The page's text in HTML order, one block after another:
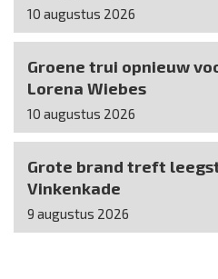
10 augustus 2026
Groene trui opnieuw
Lorena Wiebes
10 augustus 2026
Grote brand treft
Vinkenkade
9 augustus 2026